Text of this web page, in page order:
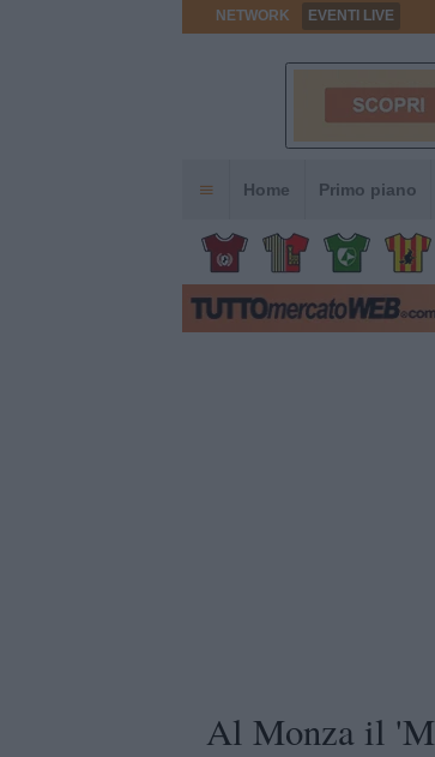
NETWORK EVENTI LIVE
Home Primo piano
Al Monza il